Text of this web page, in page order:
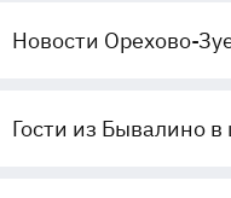
Новости Орехово-
Гости из Бывалино